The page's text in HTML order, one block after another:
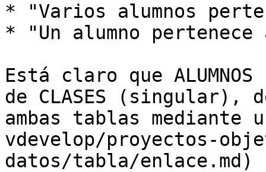
* "Varios alumnos
* "Un alumno
Está claro que
de CLASES (singular),
ambas tablas
vdevelop/proyectos-
datos/tabla/